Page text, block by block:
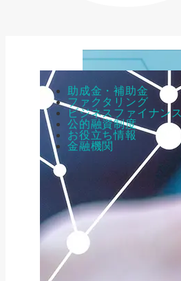
助成金・補助金
ファクタリング
ビジネスファイナンス
公的融資制度
お役立ち情報
金融機関